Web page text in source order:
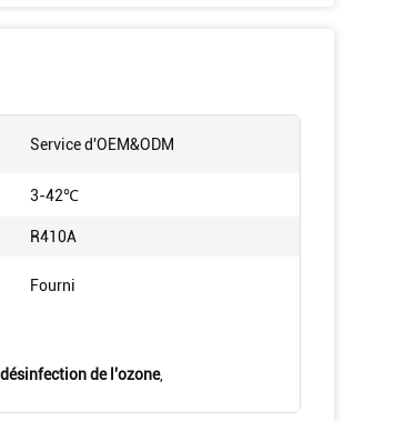
Service d'OEM&ODM
3-42℃
R410A
Fourni
de l'ozone,